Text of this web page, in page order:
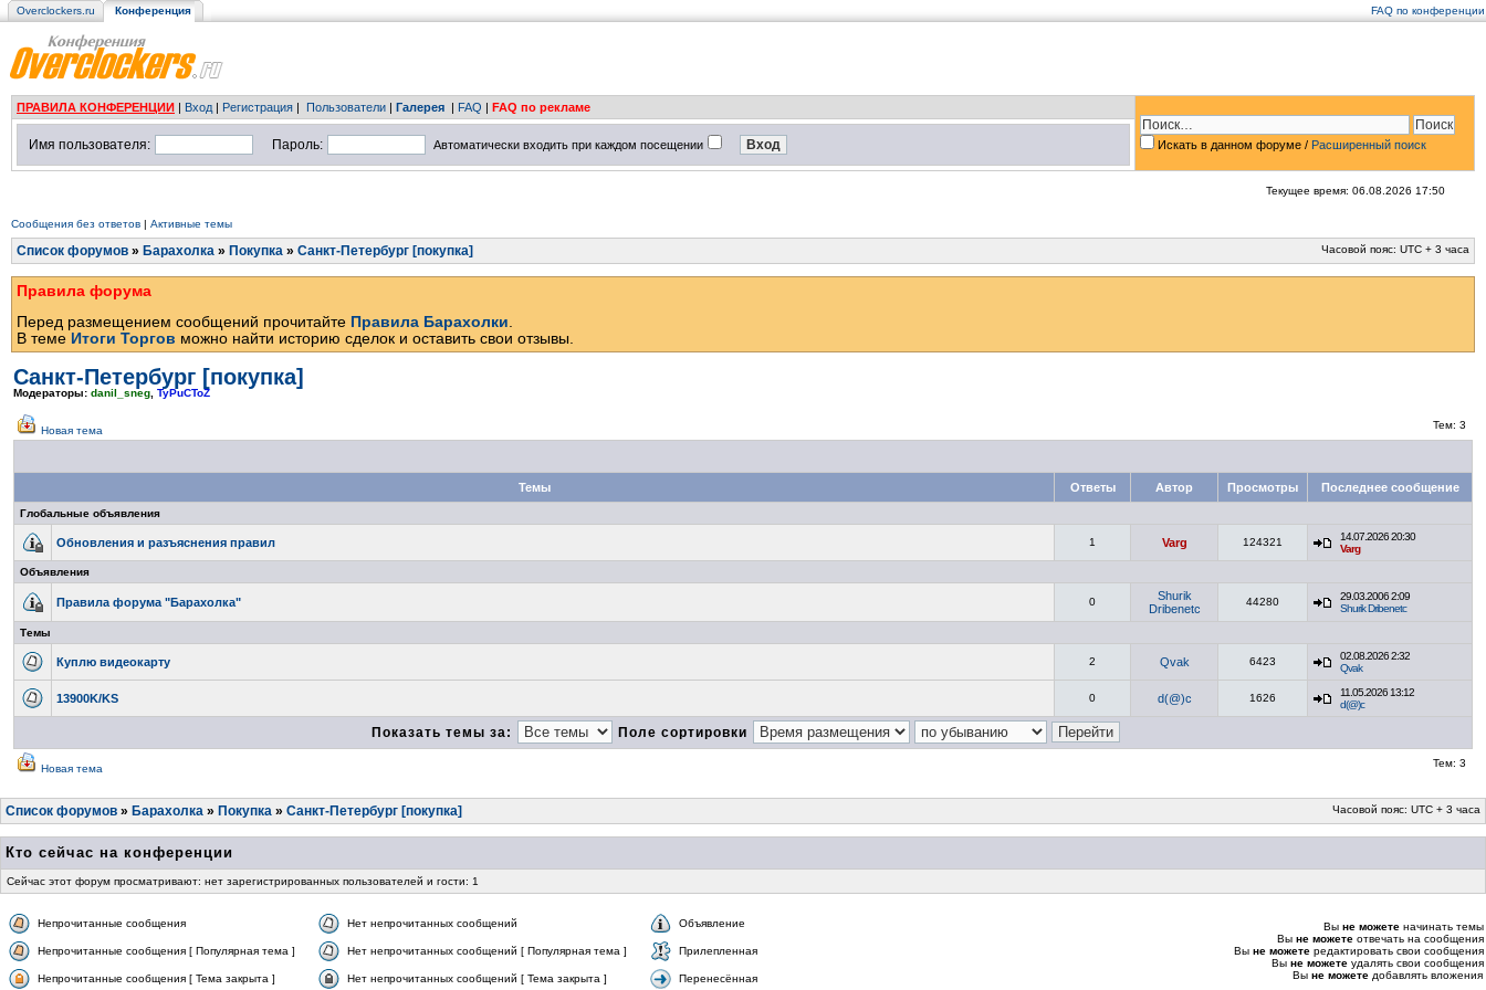
Overclockers.ru Конференция FAQ по конференции
ПРАВИЛА КОНФЕРЕНЦИИ | Вход | Регистрация | Пользователи | Галерея | FAQ | FAQ по рекламе
Искать в данном форуме / Расширенный поиск
Имя пользователя: Пароль: Автоматически входить при каждом посещении
Текущее время: 06.08.2026 17:50
Сообщения без ответов | Активные темы
Список форумов » Барахолка » Покупка » Санкт-Петербург [покупка] Часовой пояс: UTC + 3 часа
Правила форума
Перед размещением сообщений прочитайте Правила Барахолки.
В теме Итоги Торгов можно найти историю сделок и оставить свои отзывы.
Санкт-Петербург [покупка]
Модераторы: danil_sneg TyPuCToZ
Новая тема Тем: 3
Темы Ответы Автор Просмотры Последнее сообщение
Глобальные объявления
Обновления и разъяснения правил 1 Varg 124321
14.07.2026 20:30
Varg
Объявления
Правила форума "Барахолка" 0
Shurik
Dribenetc
44280
29.03.2006 2:09
Shurik Dribenetc
Темы
Куплю видеокарту 2 Qvak 6423
02.08.2026 2:32
Qvak
13900K/KS 0 d(@)c 1626
11.05.2026 13:12
d(@)c
Показать темы за: Поле сортировки
Новая тема Тем: 3
Список форумов » Барахолка » Покупка » Санкт-Петербург [покупка] Часовой пояс: UTC + 3 часа
Кто сейчас на конференции
Сейчас этот форум просматривают: нет зарегистрированных пользователей и гости: 1
Непрочитанные сообщения Нет непрочитанных сообщений Объявление
Непрочитанные сообщения [ Популярная тема ] Нет непрочитанных сообщений [ Популярная тема ] Прилепленная
Непрочитанные сообщения [ Тема закрыта ] Нет непрочитанных сообщений [ Тема закрыта ] Перенесённая
Вы не можете начинать темы
Вы не можете отвечать на сообщения
Вы не можете редактировать свои сообщения
Вы не можете удалять свои сообщения
Вы не можете добавлять вложения